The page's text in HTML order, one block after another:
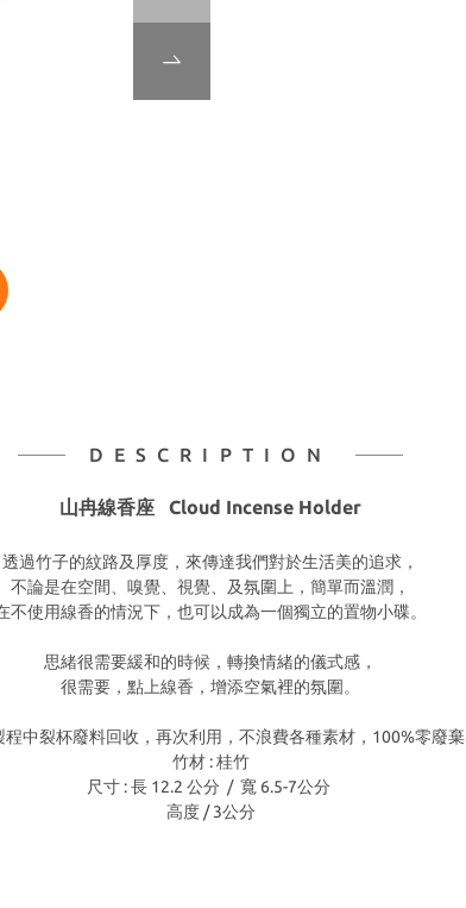
DESCRIPTION
山冉線香座 Cloud Incense Holder
透過竹子的紋路及厚度，來傳達我們對於生活美的追求，
不論是在空間、嗅覺、視覺、及氛圍上，簡單而溫潤，
不使用線香的情況下，也可以成為一個獨立的置物小碟。
思緒很需要緩和的時候，轉換情緒的儀式感，
很需要，點上線香，增添空氣裡的氛圍。
程中裂杯廢料回收，再次利用，不浪費各種素材，100%零廢棄
竹材 : 桂竹
尺寸 : 長 12.2 公分 / 寬 6.5-7公分
高度 / 3公分